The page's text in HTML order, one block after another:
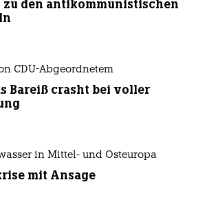
zu den antikommunistischen
CDU-Abgeordnetem
Bareiß crasht bei voller
in Mittel- und Osteuropa
mit Ansage